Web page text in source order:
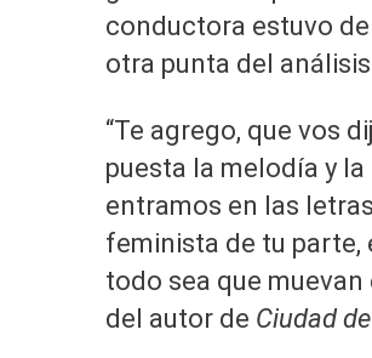
conductora estuvo de
otra punta del
“Te agrego, que vos
puesta la melodía y
entramos en las
feminista de tu parte,
todo sea que muevan
del autor de Ciudad